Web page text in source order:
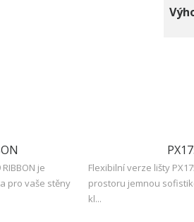
je
pro vaše stěny
Flexibilní verze lišty
prostoru jemnou
kl...